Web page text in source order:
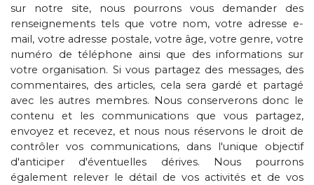
sur notre site, nous pourrons vous demander des
renseignements tels que votre nom, votre adresse e-
mail, votre adresse postale, votre âge, votre genre, votre
numéro de téléphone ainsi que des informations sur
votre organisation. Si vous partagez des messages, des
commentaires, des articles, cela sera gardé et partagé
avec les autres membres. Nous conserverons donc le
contenu et les communications que vous partagez,
envoyez et recevez, et nous nous réservons le droit de
contrôler vos communications, dans l'unique objectif
d'anticiper d'éventuelles dérives. Nous pourrons
également relever le détail de vos activités et de vos